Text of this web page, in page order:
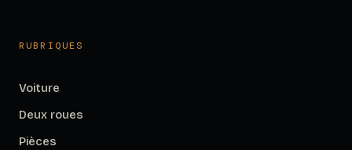
RUBRIQUES
Voiture
Deux roues
Pièces